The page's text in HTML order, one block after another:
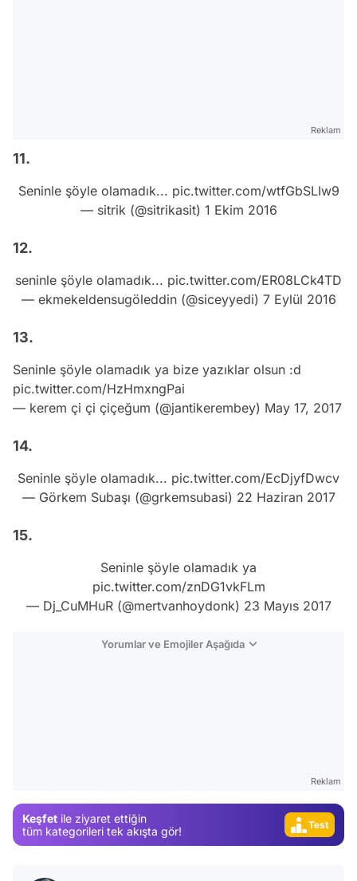
Reklam
11.
Seninle şöyle olamadık... pic.twitter.com/wtfGbSLIw9
— sitrik (@sitrikasit) 1 Ekim 2016
12.
seninle şöyle olamadık... pic.twitter.com/ER08LCk4TD
— ekmekeldensugöleddin (@siceyyedi) 7 Eylül 2016
13.
Seninle şöyle olamadık ya bize yazıklar olsun :d
pic.twitter.com/HzHmxngPai
— kerem çi çi çiçeğum (@jantikerembey) May 17, 2017
14.
Seninle şöyle olamadık... pic.twitter.com/EcDjyfDwcv
— Görkem Subaşı (@grkemsubasi) 22 Haziran 2017
15.
Seninle şöyle olamadık ya
pic.twitter.com/znDG1vkFLm
— Dj_CuMHuR (@mertvanhoydonk) 23 Mayıs 2017
Yorumlar ve Emojiler Aşağıda
Reklam
Keşfet ile ziyaret ettiğin
tüm kategorileri tek akışta gör!
Video
Test
Gündem